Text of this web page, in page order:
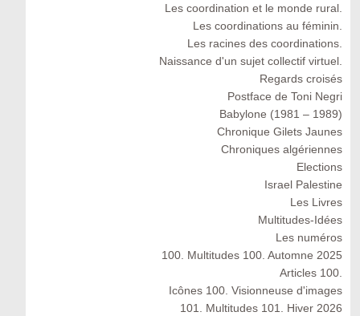
Les coordination et le monde rural.
Les coordinations au féminin.
Les racines des coordinations.
Naissance d'un sujet collectif virtuel.
Regards croisés
Postface de Toni Negri
Babylone (1981 – 1989)
Chronique Gilets Jaunes
Chroniques algériennes
Elections
Israel Palestine
Les Livres
Multitudes-Idées
Les numéros
100. Multitudes 100. Automne 2025
Articles 100.
Icônes 100. Visionneuse d'images
101. Multitudes 101. Hiver 2026